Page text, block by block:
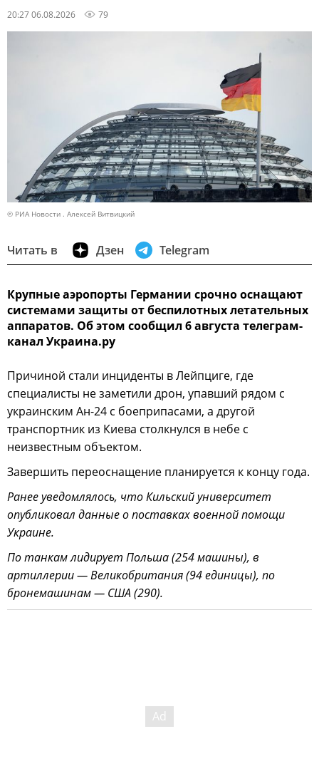
20:27 06.08.2026 79
© РИА Новости . Алексей Витвицкий
Читать в Дзен Telegram
Крупные аэропорты Германии срочно оснащают
системами защиты от беспилотных летательных
аппаратов. Об этом сообщил 6 августа телеграм-
канал Украина.ру
Причиной стали инциденты в Лейпциге, где
специалисты не заметили дрон, упавший рядом с
украинским Ан-24 с боеприпасами, а другой
транспортник из Киева столкнулся в небе с
неизвестным объектом.
Завершить переоснащение планируется к концу года.
Ранее уведомлялось, что Кильский университет
опубликовал данные о поставках военной помощи
Украине.
По танкам лидирует Польша (254 машины), в
артиллерии — Великобритания (94 единицы), по
бронемашинам — США (290).